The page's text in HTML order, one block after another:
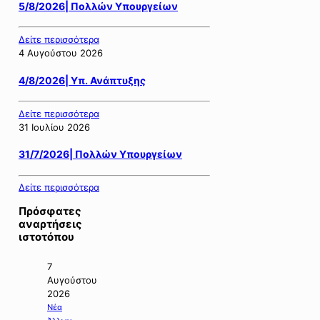
5/8/2026| Πολλών Υπουργείων
Δείτε περισσότερα
4 Αυγούστου 2026
4/8/2026| Υπ. Ανάπτυξης
Δείτε περισσότερα
31 Ιουλίου 2026
31/7/2026| Πολλών Υπουργείων
Δείτε περισσότερα
Πρόσφατες
αναρτήσεις
ιστοτόπου
7
Αυγούστου
2026
Νέα